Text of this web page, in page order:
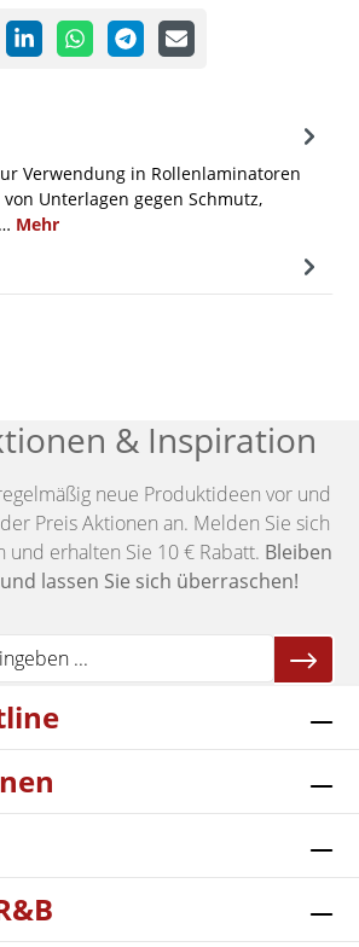
Verwendung in Rollenlaminatoren
Unterlagen gegen Schmutz,
Mehr
& Inspiration
neue Produktideen vor und
Preis Aktionen an. Melden Sie sich
und erhalten Sie 10 € Rabatt. Bleiben
lassen Sie sich überraschen!